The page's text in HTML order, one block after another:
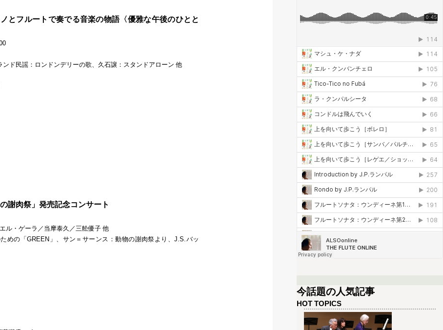
とフルートで奏でる音楽の物語〈優雅な午後のひとと
ンド民謡：ロンドンデリーの歌、久石譲：スタンドアローン 他
謝肉祭」発売記念コンサート
ル・ゲーラ／当摩泰久／三舩優子 他
めの「GREEN」、サン＝サーンス：動物の謝肉祭より、J.S.バッ
今話題の人気記事
HOT TOPICS